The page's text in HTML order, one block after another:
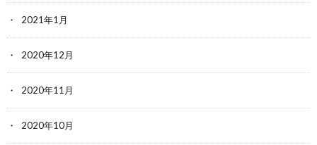
2021年1月
2020年12月
2020年11月
2020年10月